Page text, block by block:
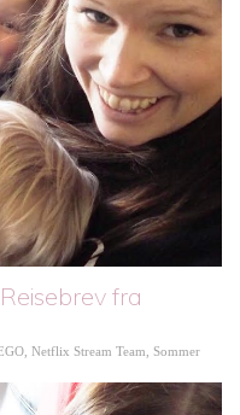
fra
Netflix Stream Team Sommer